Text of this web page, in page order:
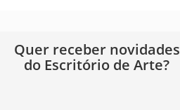
Quer receber novidades
do Escritório de Arte?